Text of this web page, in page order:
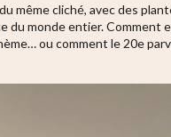
même cliché, avec des
du monde entier.
ou comment le 20e